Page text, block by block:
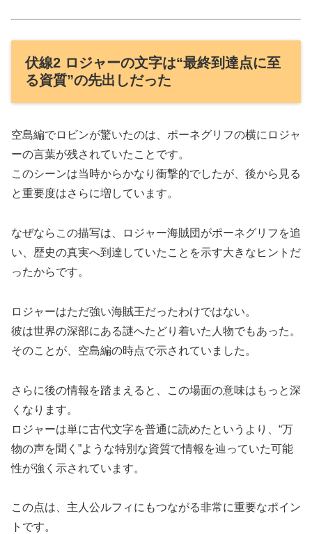
伏線2 ロジャーの文字は“最終到達点に至
る資質”の先出しだった
空島編でロビンが驚いたのは、ポーネグリフの横にロジャ
ーの言葉が残されていたことです。
このシーンは当時からかなり衝撃的でしたが、後から見る
と重要度はさらに増しています。
なぜならこの描写は、ロジャー海賊団がポーネグリフを追
い、歴史の真実へ到達していたことを示す大きなヒントだ
ったからです。
ロジャーはただ強い海賊王だったわけではない。
彼は世界の深部にある謎へたどり着いた人物でもあった。
そのことが、空島編の時点で示されていました。
さらに後の情報を踏まえると、この場面の意味はもっと深
くなります。
ロジャーは単に古代文字を普通に読めたというより、“万
物の声を聞く”ような特別な資質で情報を辿っていた可能
性が強く示されています。
この点は、主人公ルフィにもつながる非常に重要なポイン
トです。